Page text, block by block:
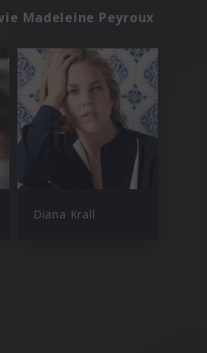
Madeleine Peyroux
Diana Krall